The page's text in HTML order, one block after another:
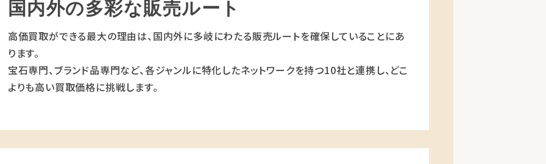
国内外の多彩な販売ルート
高価買取ができる最大の理由は、国内外に多岐にわたる販売ルートを確保していることにあ
ります。
宝石専門、ブランド品専門など、各ジャンルに特化したネットワークを持つ10社と連携し、どこ
よりも高い買取価格に挑戦します。